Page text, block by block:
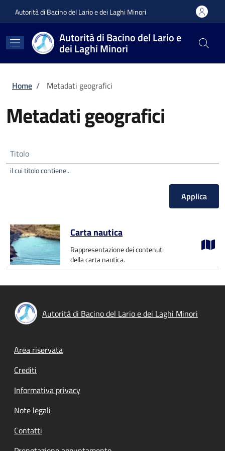
Autorità di Bacino del Lario e dei Laghi Minori
Autorità di Bacino del Lario e
dei Laghi Minori
Briciole di pane
Home / Metadati geografici
Metadati geografici
Titolo
il cui titolo contiene...
Carta nautica
Rappresentazione dei contenuti
della carta nautica.
Autorità di Bacino del Lario e dei Laghi Minori
Footer menu
Area riservata
Crediti
Informativa privacy
Note legali
Contatti